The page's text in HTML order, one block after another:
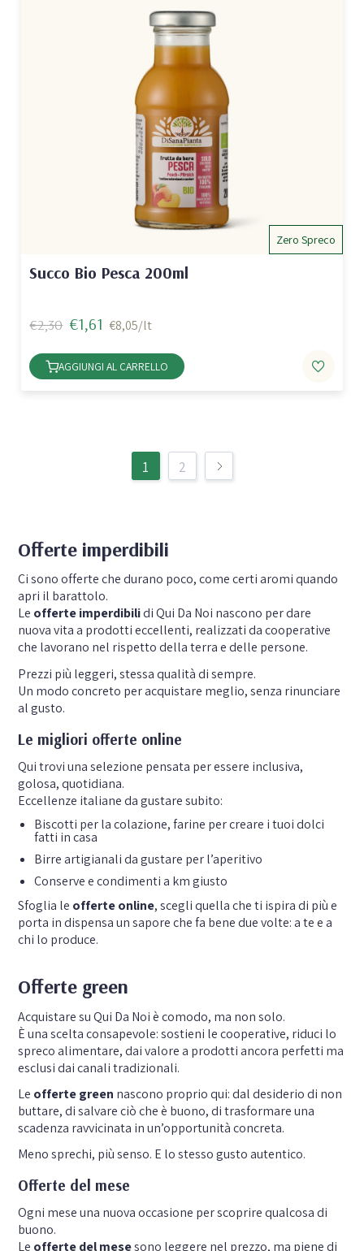
Zero Spreco
Succo Bio Pesca 200ml
€2,30 €1,61 €8,05/lt
AGGIUNGI AL CARRELLO
1 2
Offerte imperdibili
Ci sono offerte che durano poco, come certi aromi quando
apri il barattolo.
Le offerte imperdibilidi Qui Da Noi nascono per dare
nuova vita a prodotti eccellenti, realizzati da cooperative
che lavorano nel rispetto della terra e delle persone.
Prezzi più leggeri, stessa qualità di sempre.
Un modo concreto per acquistare meglio, senza rinunciare
al gusto.
Le migliori offerte online
Qui trovi una selezione pensata per essere inclusiva,
golosa, quotidiana.
Eccellenze italiane da gustare subito:
Biscotti per la colazione, farine per creare i tuoi dolci
fatti in casa
Birre artigianali da gustare per l’aperitivo
Conserve e condimenti a km giusto
Sfoglia le offerte online, scegli quella che ti ispira di più e
porta in dispensa un sapore che fa bene due volte: a te e a
chi lo produce.
Offerte green
Acquistare su Qui Da Noi è comodo, ma non solo.
È una scelta consapevole: sostieni le cooperative, riduci lo
spreco alimentare, dai valore a prodotti ancora perfetti ma
esclusi dai canali tradizionali.
Le offerte green nascono proprio qui: dal desiderio di non
buttare, di salvare ciò che è buono, di trasformare una
scadenza ravvicinata in un’opportunità concreta.
Meno sprechi, più senso. E lo stesso gusto autentico.
Offerte del mese
Ogni mese una nuova occasione per scoprire qualcosa di
buono.
Le offerte del mesesono leggere nel prezzo, ma piene di